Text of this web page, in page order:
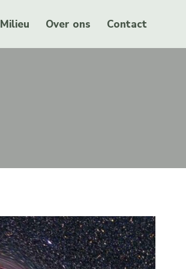
Milieu Over ons Contact